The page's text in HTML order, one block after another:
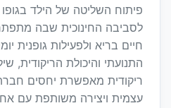
פיתוח השליטה של הילד
לסביבה החינוכית שבה
חיים בריא ולפעילות גופנית
התנועתי והיכולת הריקודית,
ריקודית מאפשרת יחסים
עצמית ויצירה משותפת עם